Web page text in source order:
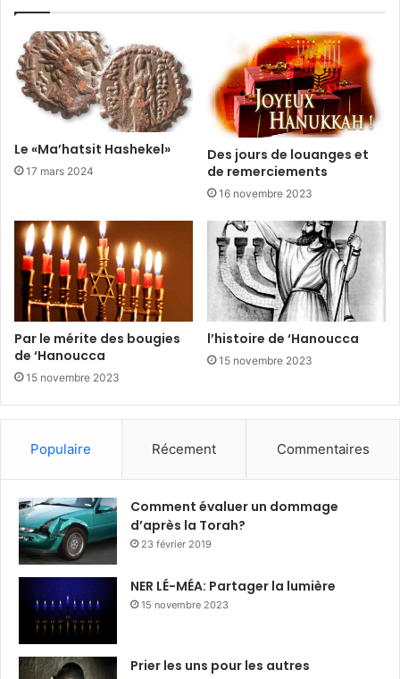
Le «Ma’hatsit Hashekel»
17 mars 2024
Des jours de louanges et
de remerciements
16 novembre 2023
Par le mérite des bougies
de ‘Hanoucca
15 novembre 2023
l’histoire de ‘Hanoucca
15 novembre 2023
Populaire Récement Commentaires
Comment évaluer un dommage
d’après la Torah?
23 février 2019
NER LÉ-MÉA: Partager la lumière
15 novembre 2023
Prier les uns pour les autres